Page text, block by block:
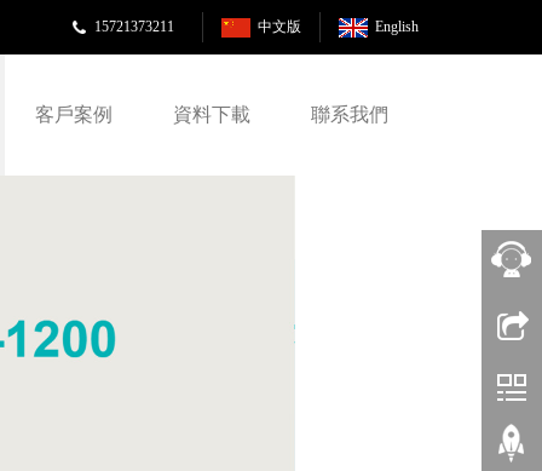
English
中文版
15721373211
客戶案例 資料下載 聯系我們